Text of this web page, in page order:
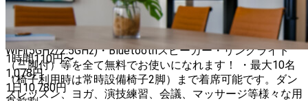
ずご確認ください■■■を必ずご覧ください。 （同席され
る方にここに記載のリンクを展開いただけると、迷わず現地
に到着できます。） 【その他特徴】 ・大型鏡・光回線・
WiFi(5GHz/2.5GHz)・Bluetoothスピーカー・リングライト
（三脚付）等を全て無料でお使いになれます！ ・最大10名
（椅子利用時は常時設備椅子2脚）まで着席可能です。ダン
スレッスン、ヨガ、演技練習、会議、マッサージ等様々な用
1時間110円〜
1,078円
1日10,780円